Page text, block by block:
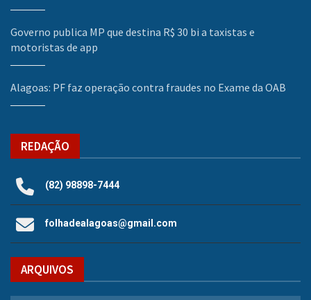
Governo publica MP que destina R$ 30 bi a taxistas e
motoristas de app
Alagoas: PF faz operação contra fraudes no Exame da OAB
REDAÇÃO
(82) 98898-7444
folhadealagoas@gmail.com
ARQUIVOS